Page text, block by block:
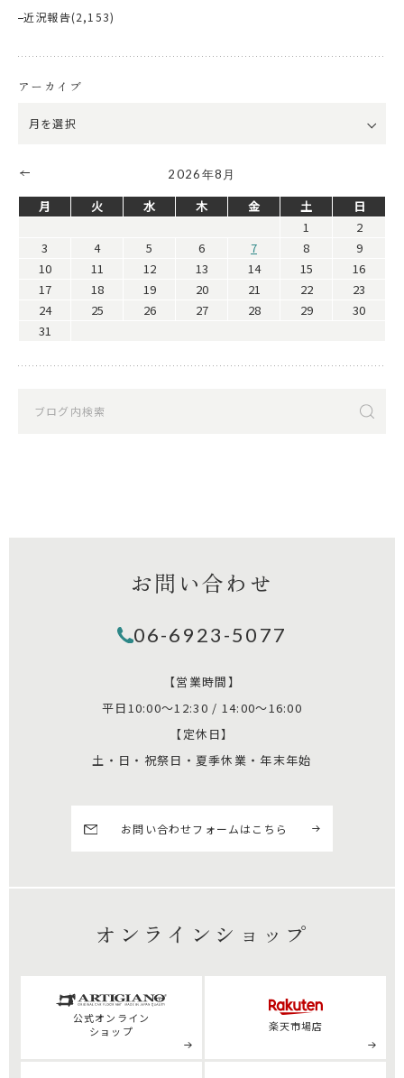
近況報告(2,153)
アーカイブ
2026年8月
月 火 水 木 金 土
日
1
2
3
4 5 6 7 8
9
10
11 12 13 14 15
16
17
18 19 20 21 22
23
24
25 26 27 28 29
30
31
お問い合わせ
06-6923-5077
【営業時間】
平日10:00～12:30 / 14:00～16:00
【定休日】
土・日・祝祭日・夏季休業・年末年始
お問い合わせフォームはこちら
オンラインショップ
公式オンライン
ショップ
楽天市場店